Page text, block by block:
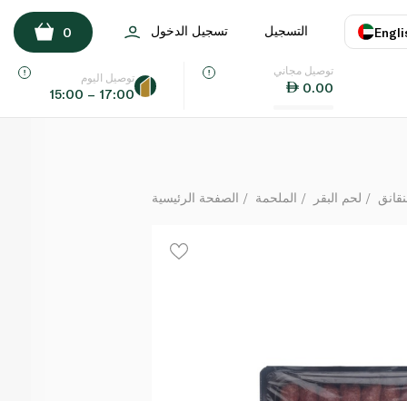
اللغة
التسجيل تسجيل الدخول 0
توصيل مجاني
0.00
توصيل اليوم
15:00 – 17:00
كيلوغرام
الصفحة الرئيسية الملحمة لحم البقر